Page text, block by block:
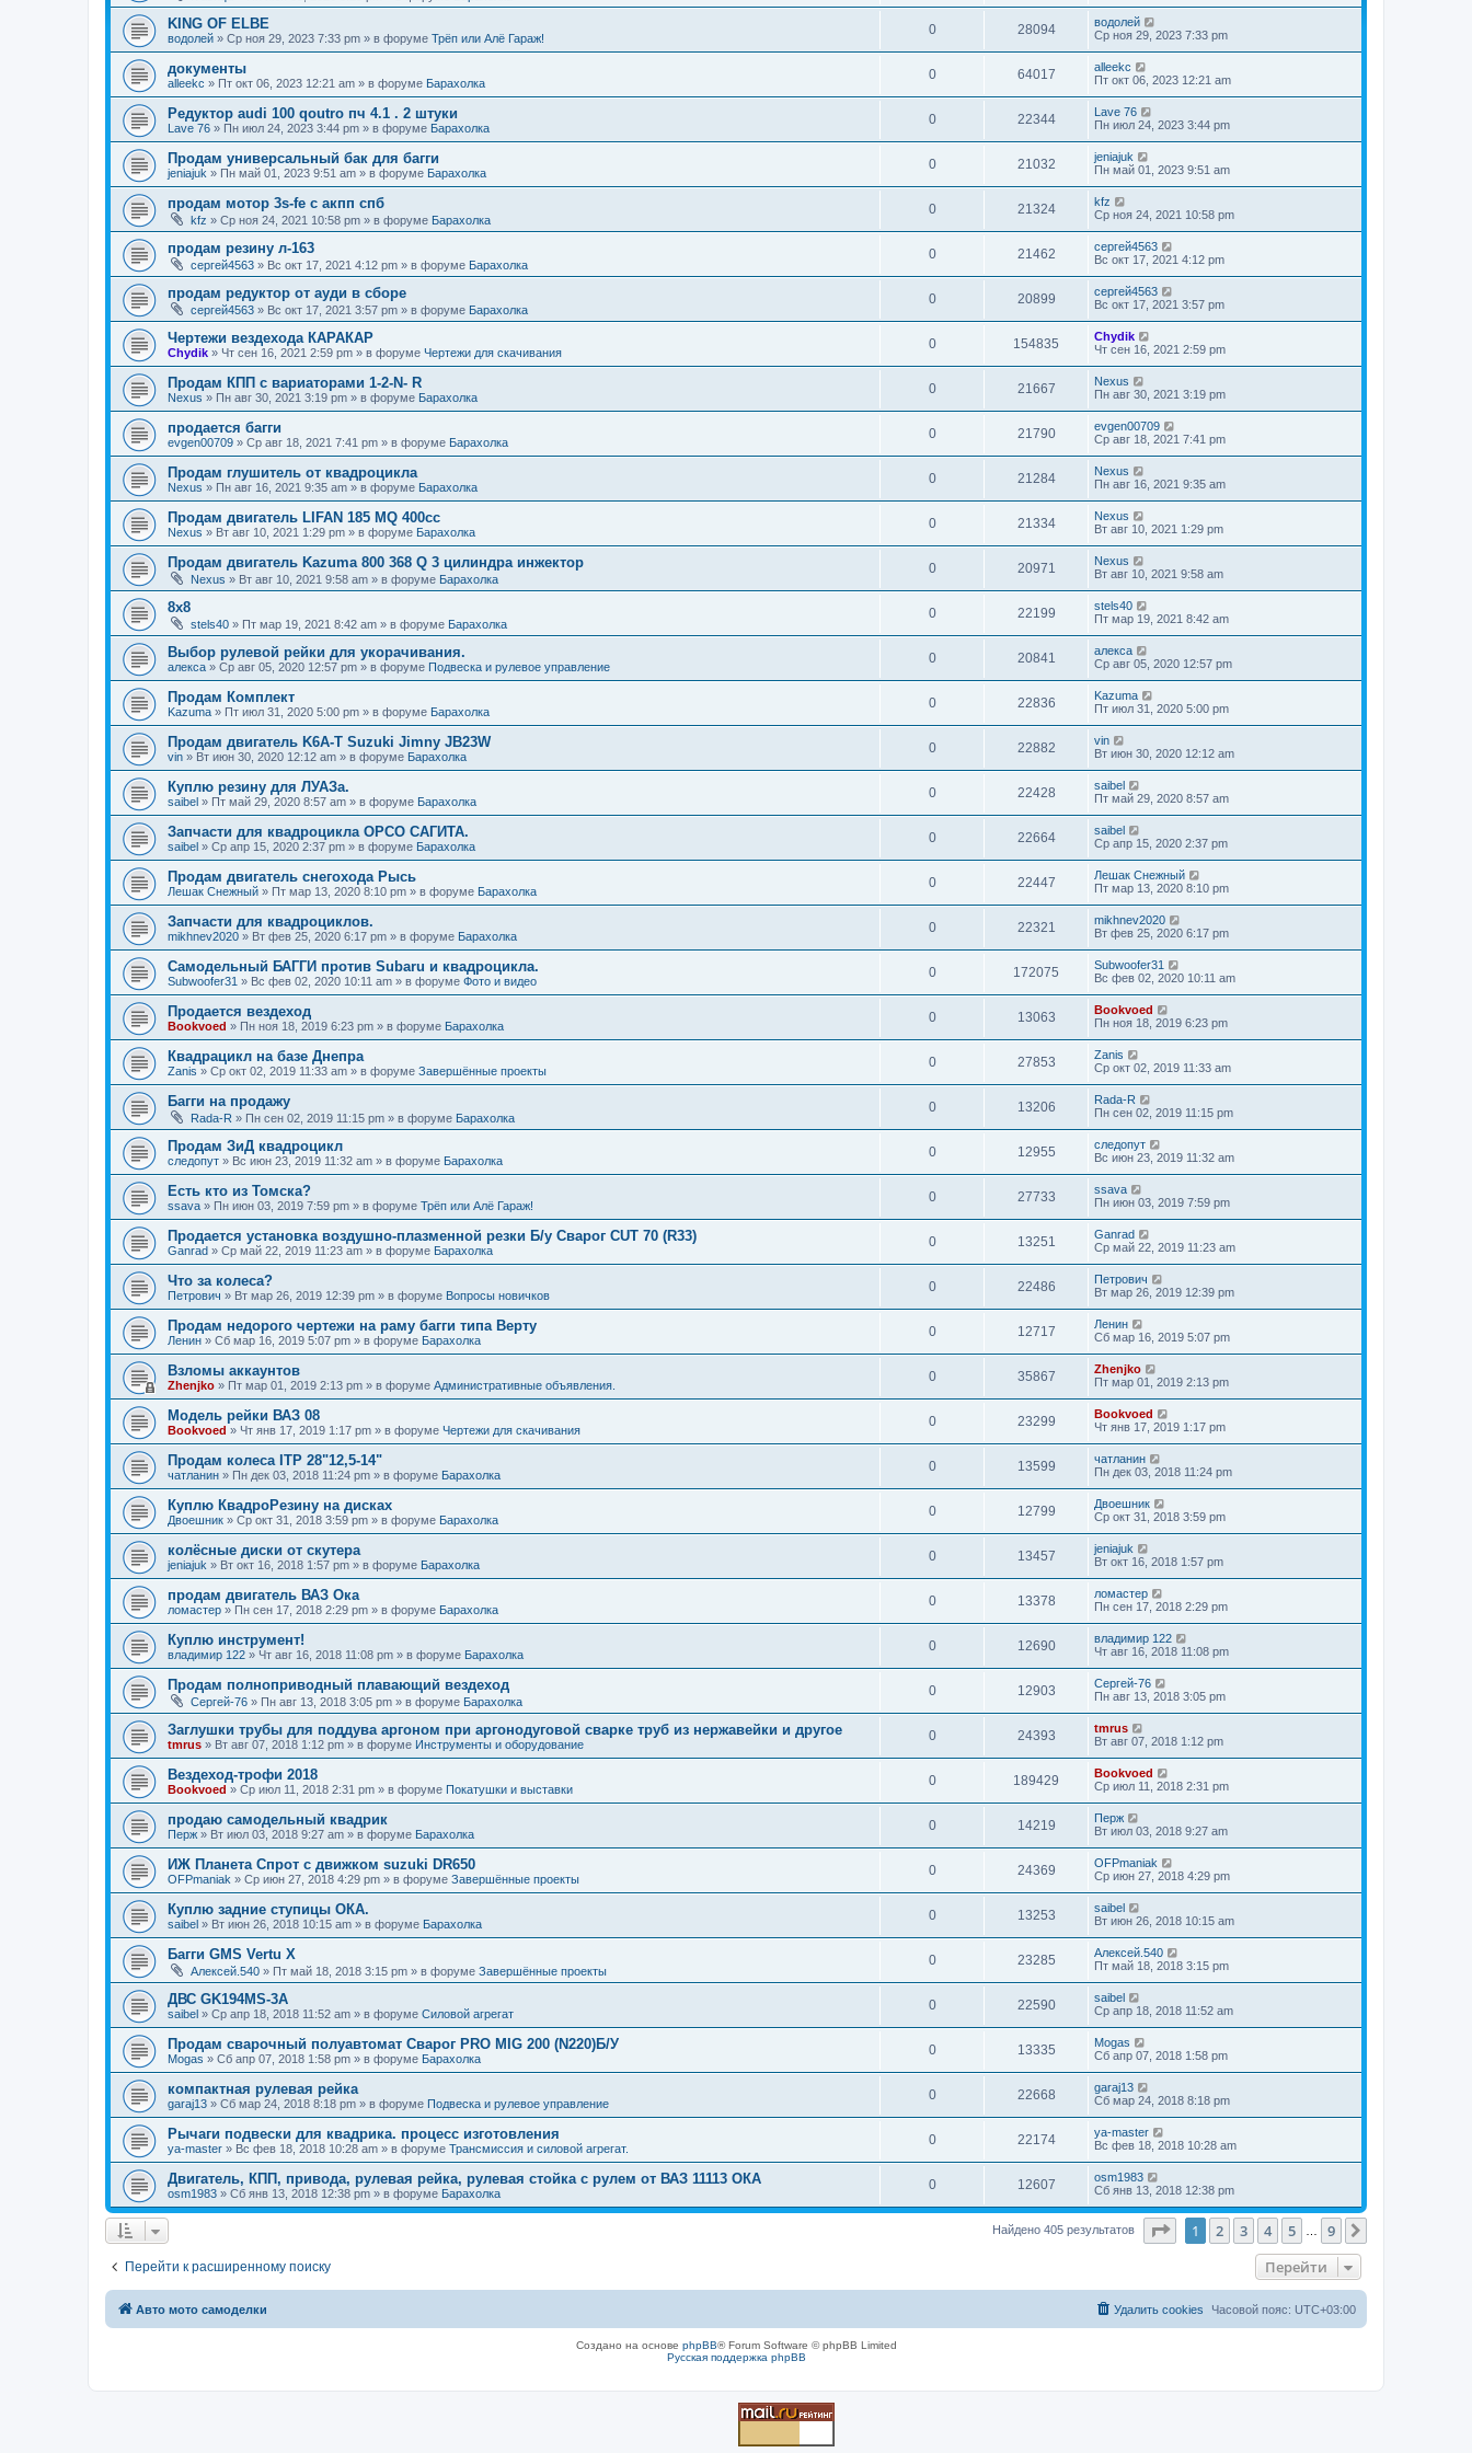
KING OF ELBE
водолей » Ср ноя 29, 2023 7:33 pm » в форуме Трёп или Алё Гараж!
0 28094
водолей
Ср ноя 29, 2023 7:33 pm
документы
alleekc » Пт окт 06, 2023 12:21 am » в форуме Барахолка
0 64017
alleekc
Пт окт 06, 2023 12:21 am
Редуктор audi 100 qoutro пч 4.1 . 2 штуки
Lave 76 » Пн июл 24, 2023 3:44 pm » в форуме Барахолка
0 22344
Lave 76
Пн июл 24, 2023 3:44 pm
Продам универсальный бак для багги
jeniajuk » Пн май 01, 2023 9:51 am » в форуме Барахолка
0 21032
jeniajuk
Пн май 01, 2023 9:51 am
продам мотор 3s-fe c акпп спб
kfz » Ср ноя 24, 2021 10:58 pm » в форуме Барахолка
0 21324
kfz
Ср ноя 24, 2021 10:58 pm
продам резину л-163
сергей4563 » Вс окт 17, 2021 4:12 pm » в форуме Барахолка
0 21462
сергей4563
Вс окт 17, 2021 4:12 pm
продам редуктор от ауди в сборе
сергей4563 » Вс окт 17, 2021 3:57 pm » в форуме Барахолка
0 20899
сергей4563
Вс окт 17, 2021 3:57 pm
Чертежи вездехода КАРАКАР
Chydik » Чт сен 16, 2021 2:59 pm » в форуме Чертежи для скачивания
0 154835
Chydik
Чт сен 16, 2021 2:59 pm
Продам КПП с вариаторами 1-2-N- R
Nexus » Пн авг 30, 2021 3:19 pm » в форуме Барахолка
0 21667
Nexus
Пн авг 30, 2021 3:19 pm
продается багги
evgen00709 » Ср авг 18, 2021 7:41 pm » в форуме Барахолка
0 21790
evgen00709
Ср авг 18, 2021 7:41 pm
Продам глушитель от квадроцикла
Nexus » Пн авг 16, 2021 9:35 am » в форуме Барахолка
0 21284
Nexus
Пн авг 16, 2021 9:35 am
Продам двигатель LIFAN 185 MQ 400cc
Nexus » Вт авг 10, 2021 1:29 pm » в форуме Барахолка
0 21334
Nexus
Вт авг 10, 2021 1:29 pm
Продам двигатель Kazuma 800 368 Q 3 цилиндра инжектор
Nexus » Вт авг 10, 2021 9:58 am » в форуме Барахолка
0 20971
Nexus
Вт авг 10, 2021 9:58 am
8х8
stels40 » Пт мар 19, 2021 8:42 am » в форуме Барахолка
0 22199
stels40
Пт мар 19, 2021 8:42 am
Выбор рулевой рейки для укорачивания.
алекса » Ср авг 05, 2020 12:57 pm » в форуме Подвеска и рулевое управление
0 20841
алекса
Ср авг 05, 2020 12:57 pm
Продам Комплект
Kazuma » Пт июл 31, 2020 5:00 pm » в форуме Барахолка
0 22836
Kazuma
Пт июл 31, 2020 5:00 pm
Продам двигатель K6A-T Suzuki Jimny JB23W
vin » Вт июн 30, 2020 12:12 am » в форуме Барахолка
0 22882
vin
Вт июн 30, 2020 12:12 am
Куплю резину для ЛУАЗа.
saibel » Пт май 29, 2020 8:57 am » в форуме Барахолка
0 22428
saibel
Пт май 29, 2020 8:57 am
Запчасти для квадроцикла ОРСО САГИТА.
saibel » Ср апр 15, 2020 2:37 pm » в форуме Барахолка
0 22664
saibel
Ср апр 15, 2020 2:37 pm
Продам двигатель снегохода Рысь
Лешак Снежный » Пт мар 13, 2020 8:10 pm » в форуме Барахолка
0 22447
Лешак Снежный
Пт мар 13, 2020 8:10 pm
Запчасти для квадроциклов.
mikhnev2020 » Вт фев 25, 2020 6:17 pm » в форуме Барахолка
0 22321
mikhnev2020
Вт фев 25, 2020 6:17 pm
Самодельный БАГГИ против Subaru и квадроцикла.
Subwoofer31 » Вс фев 02, 2020 10:11 am » в форуме Фото и видео
0 172075
Subwoofer31
Вс фев 02, 2020 10:11 am
Продается вездеход
Bookvoed » Пн ноя 18, 2019 6:23 pm » в форуме Барахолка
0 13063
Bookvoed
Пн ноя 18, 2019 6:23 pm
Квадрацикл на базе Днепра
Zanis » Ср окт 02, 2019 11:33 am » в форуме Завершённые проекты
0 27853
Zanis
Ср окт 02, 2019 11:33 am
Багги на продажу
Rada-R » Пн сен 02, 2019 11:15 pm » в форуме Барахолка
0 13206
Rada-R
Пн сен 02, 2019 11:15 pm
Продам ЗиД квадроцикл
следопут » Вс июн 23, 2019 11:32 am » в форуме Барахолка
0 12955
следопут
Вс июн 23, 2019 11:32 am
Есть кто из Томска?
ssava » Пн июн 03, 2019 7:59 pm » в форуме Трёп или Алё Гараж!
0 27733
ssava
Пн июн 03, 2019 7:59 pm
Продается установка воздушно-плазменной резки Б/у Сварог CUT 70 (R33)
Ganrad » Ср май 22, 2019 11:23 am » в форуме Барахолка
0 13251
Ganrad
Ср май 22, 2019 11:23 am
Что за колеса?
Петрович » Вт мар 26, 2019 12:39 pm » в форуме Вопросы новичков
0 22486
Петрович
Вт мар 26, 2019 12:39 pm
Продам недорого чертежи на раму багги типа Верту
Ленин » Сб мар 16, 2019 5:07 pm » в форуме Барахолка
0 12717
Ленин
Сб мар 16, 2019 5:07 pm
Взломы аккаунтов
Zhenjko » Пт мар 01, 2019 2:13 pm » в форуме Административные объявления.
0 35867
Zhenjko
Пт мар 01, 2019 2:13 pm
Модель рейки ВАЗ 08
Bookvoed » Чт янв 17, 2019 1:17 pm » в форуме Чертежи для скачивания
0 23299
Bookvoed
Чт янв 17, 2019 1:17 pm
Продам колеса ITP 28"12,5-14"
чатланин » Пн дек 03, 2018 11:24 pm » в форуме Барахолка
0 13599
чатланин
Пн дек 03, 2018 11:24 pm
Куплю КвадроРезину на дисках
Двоешник » Ср окт 31, 2018 3:59 pm » в форуме Барахолка
0 12799
Двоешник
Ср окт 31, 2018 3:59 pm
колёсные диски от скутера
jeniajuk » Вт окт 16, 2018 1:57 pm » в форуме Барахолка
0 13457
jeniajuk
Вт окт 16, 2018 1:57 pm
продам двигатель ВАЗ Ока
ломастер » Пн сен 17, 2018 2:29 pm » в форуме Барахолка
0 13378
ломастер
Пн сен 17, 2018 2:29 pm
Куплю инструмент!
владимир 122 » Чт авг 16, 2018 11:08 pm » в форуме Барахолка
0 12690
владимир 122
Чт авг 16, 2018 11:08 pm
Продам полноприводный плавающий вездеход
Сергей-76 » Пн авг 13, 2018 3:05 pm » в форуме Барахолка
0 12903
Сергей-76
Пн авг 13, 2018 3:05 pm
Заглушки трубы для поддува аргоном при аргонодуговой сварке труб из нержавейки и другое
tmrus » Вт авг 07, 2018 1:12 pm » в форуме Инструменты и оборудование
0 24393
tmrus
Вт авг 07, 2018 1:12 pm
Вездеход-трофи 2018
Bookvoed » Ср июл 11, 2018 2:31 pm » в форуме Покатушки и выставки
0 189429
Bookvoed
Ср июл 11, 2018 2:31 pm
продаю самодельный квадрик
Перж » Вт июл 03, 2018 9:27 am » в форуме Барахолка
0 14219
Перж
Вт июл 03, 2018 9:27 am
ИЖ Планета Спрот с движком suzuki DR650
OFPmaniak » Ср июн 27, 2018 4:29 pm » в форуме Завершённые проекты
0 24369
OFPmaniak
Ср июн 27, 2018 4:29 pm
Куплю задние ступицы ОКА.
saibel » Вт июн 26, 2018 10:15 am » в форуме Барахолка
0 13253
saibel
Вт июн 26, 2018 10:15 am
Багги GMS Vertu X
Алексей.540 » Пт май 18, 2018 3:15 pm » в форуме Завершённые проекты
0 23285
Алексей.540
Пт май 18, 2018 3:15 pm
ДВС GK194MS-3A
saibel » Ср апр 18, 2018 11:52 am » в форуме Силовой агрегат
0 22590
saibel
Ср апр 18, 2018 11:52 am
Продам сварочный полуавтомат Сварог PRO MIG 200 (N220)Б/У
Mogas » Сб апр 07, 2018 1:58 pm » в форуме Барахолка
0 13335
Mogas
Сб апр 07, 2018 1:58 pm
компактная рулевая рейка
garaj13 » Сб мар 24, 2018 8:18 pm » в форуме Подвеска и рулевое управление
0 22668
garaj13
Сб мар 24, 2018 8:18 pm
Рычаги подвески для квадрика. процесс изготовления
ya-master » Вс фев 18, 2018 10:28 am » в форуме Трансмиссия и силовой агрегат.
0 22174
ya-master
Вс фев 18, 2018 10:28 am
Двигатель, КПП, привода, рулевая рейка, рулевая стойка с рулем от ВАЗ 11113 ОКА
osm1983 » Сб янв 13, 2018 12:38 pm » в форуме Барахолка
0 12607
osm1983
Сб янв 13, 2018 12:38 pm
Найдено 405 результатов Страница1 из
1 2 3 4 5 9
Перейти к расширенному поиску Перейти
Авто мото самоделки Часовой пояс: UTC+03:00
Удалить cookies
Создано на основе phpBB® Forum Software © phpBB Limited
Русская поддержка phpBB